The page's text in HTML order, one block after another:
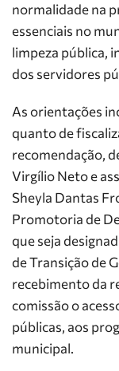
normalidade na
essenciais no
limpeza pública,
dos servidores
As orientações
quanto de
recomendação,
Virgílio Neto e
Sheyla Dantas
Promotoria de
que seja
de Transição de
recebimento da
comissão o
públicas, aos
municipal.